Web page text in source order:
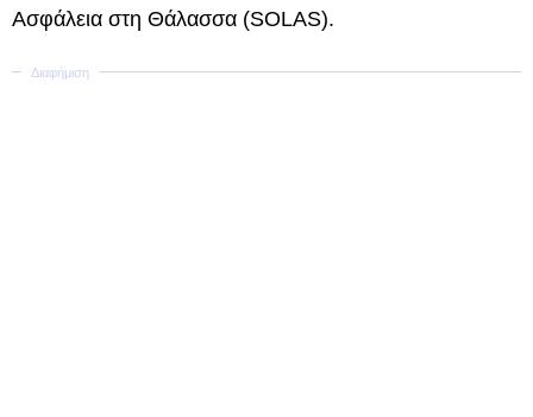
Ασφάλεια στη Θάλασσα (SOLAS).